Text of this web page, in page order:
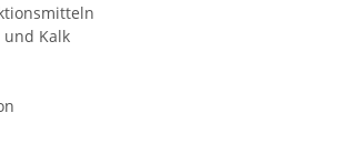
und Kalk